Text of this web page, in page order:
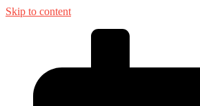
Skip to content